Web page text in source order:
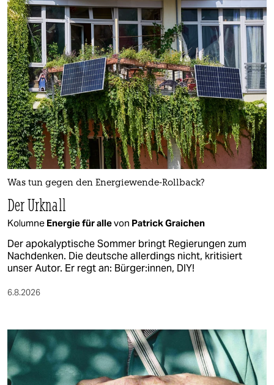
Was tun gegen den Energiewende-Rollback?
Der Urknall
Kolumne Energie für allevon Patrick Graichen
Der apokalyptische Sommer bringt Regierungen zum
Nachdenken. Die deutsche allerdings nicht, kritisiert
unser Autor. Er regt an: Bürger:innen, DIY!
6.8.2026